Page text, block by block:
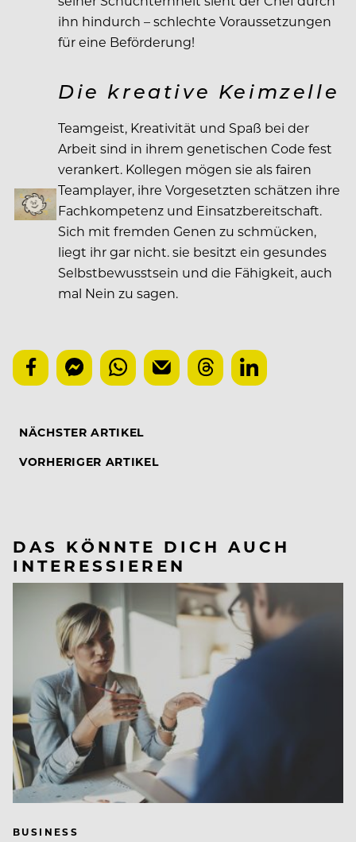
ihn hindurch – schlechte Voraussetzungen
für eine Beförderung!
Die kreative Keimzelle
Teamgeist, Kreativität und Spaß bei der
Arbeit sind in ihrem genetischen Code fest
verankert. Kollegen mögen sie als fairen
Teamplayer, ihre Vorgesetzten schätzen ihre
Fachkompetenz und Einsatzbereitschaft.
Sich mit fremden Genen zu schmücken,
liegt ihr gar nicht. sie besitzt ein gesundes
Selbstbewusstsein und die Fähigkeit, auch
mal Nein zu sagen.
NÄCHSTER ARTIKEL
VORHERIGER ARTIKEL
DAS KÖNNTE DICH AUCH
INTERESSIEREN
BUSINESS